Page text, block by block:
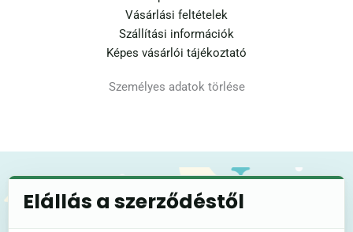
Vásárlási feltételek
Szállítási információk
Képes vásárlói tájékoztató
Személyes adatok törlése
Elállás a szerződéstől